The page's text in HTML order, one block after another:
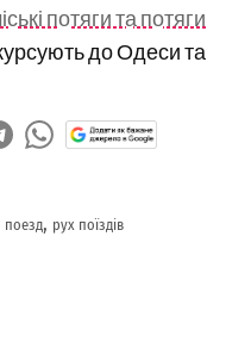
потяги та потяги
курсують до Одеси та
поезд, рух поїздів